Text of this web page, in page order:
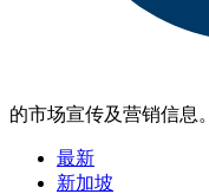
的市场宣传及营销信息。
最新
新加坡